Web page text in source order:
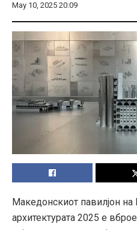
May 10, 2025 20:09
Македонскиот павилјон
архитектурата 2025 е